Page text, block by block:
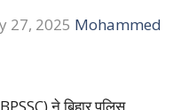
27, 2025 Mohammed